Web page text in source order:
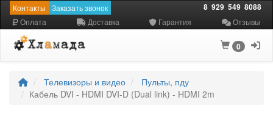
Контакты Заказать звонок 8 929 549 8088
Оплата Доставка Гарантия Отзывы
0
Телевизоры и видео
Пульты, пду
Кабель DVI - HDMI DVI-D (Dual link) - HDMI 2m